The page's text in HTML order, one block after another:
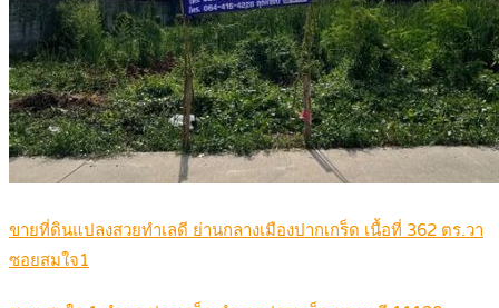
ขายที่ดินแปลงสวยทำเลดี ย่านกลางเมืองปากเกร็ด เนื้อที่ 362 ตร.วา
ซอยสมใจ1